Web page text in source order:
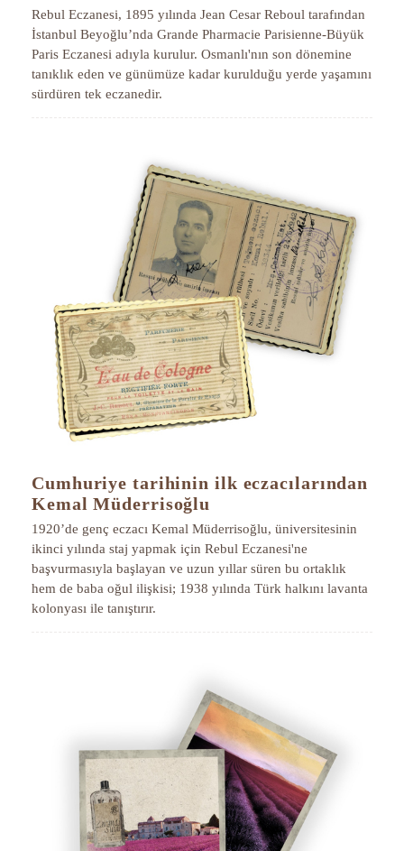
Rebul Eczanesi, 1895 yılında Jean Cesar Reboul tarafından
İstanbul Beyoğlu’nda Grande Pharmacie Parisienne-Büyük
Paris Eczanesi adıyla kurulur. Osmanlı'nın son dönemine
tanıklık eden ve günümüze kadar kurulduğu yerde yaşamını
sürdüren tek eczanedir.
Cumhuriye tarihinin ilk eczacılarından
Kemal Müderrisoğlu
1920’de genç eczacı Kemal Müderrisoğlu, üniversitesinin
ikinci yılında staj yapmak için Rebul Eczanesi'ne
başvurmasıyla başlayan ve uzun yıllar süren bu ortaklık
hem de baba oğul ilişkisi; 1938 yılında Türk halkını lavanta
kolonyası ile tanıştırır.